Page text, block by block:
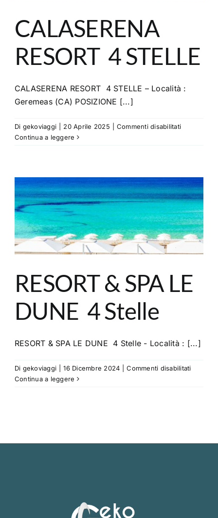
CALASERENA
RESORT 4 STELLE
CALASERENA RESORT 4 STELLE – Località :
Geremeas (CA) POSIZIONE [...]
Di gekoviaggi 20 Aprile 2025 Commenti disabilitatisu
Continua a leggere
RESORT & SPA LE
DUNE 4 Stelle
RESORT & SPA LE DUNE 4 Stelle - Località : [...]
Di gekoviaggi 16 Dicembre 2024 Commenti disabilitatisu
Stelle
Continua a leggere